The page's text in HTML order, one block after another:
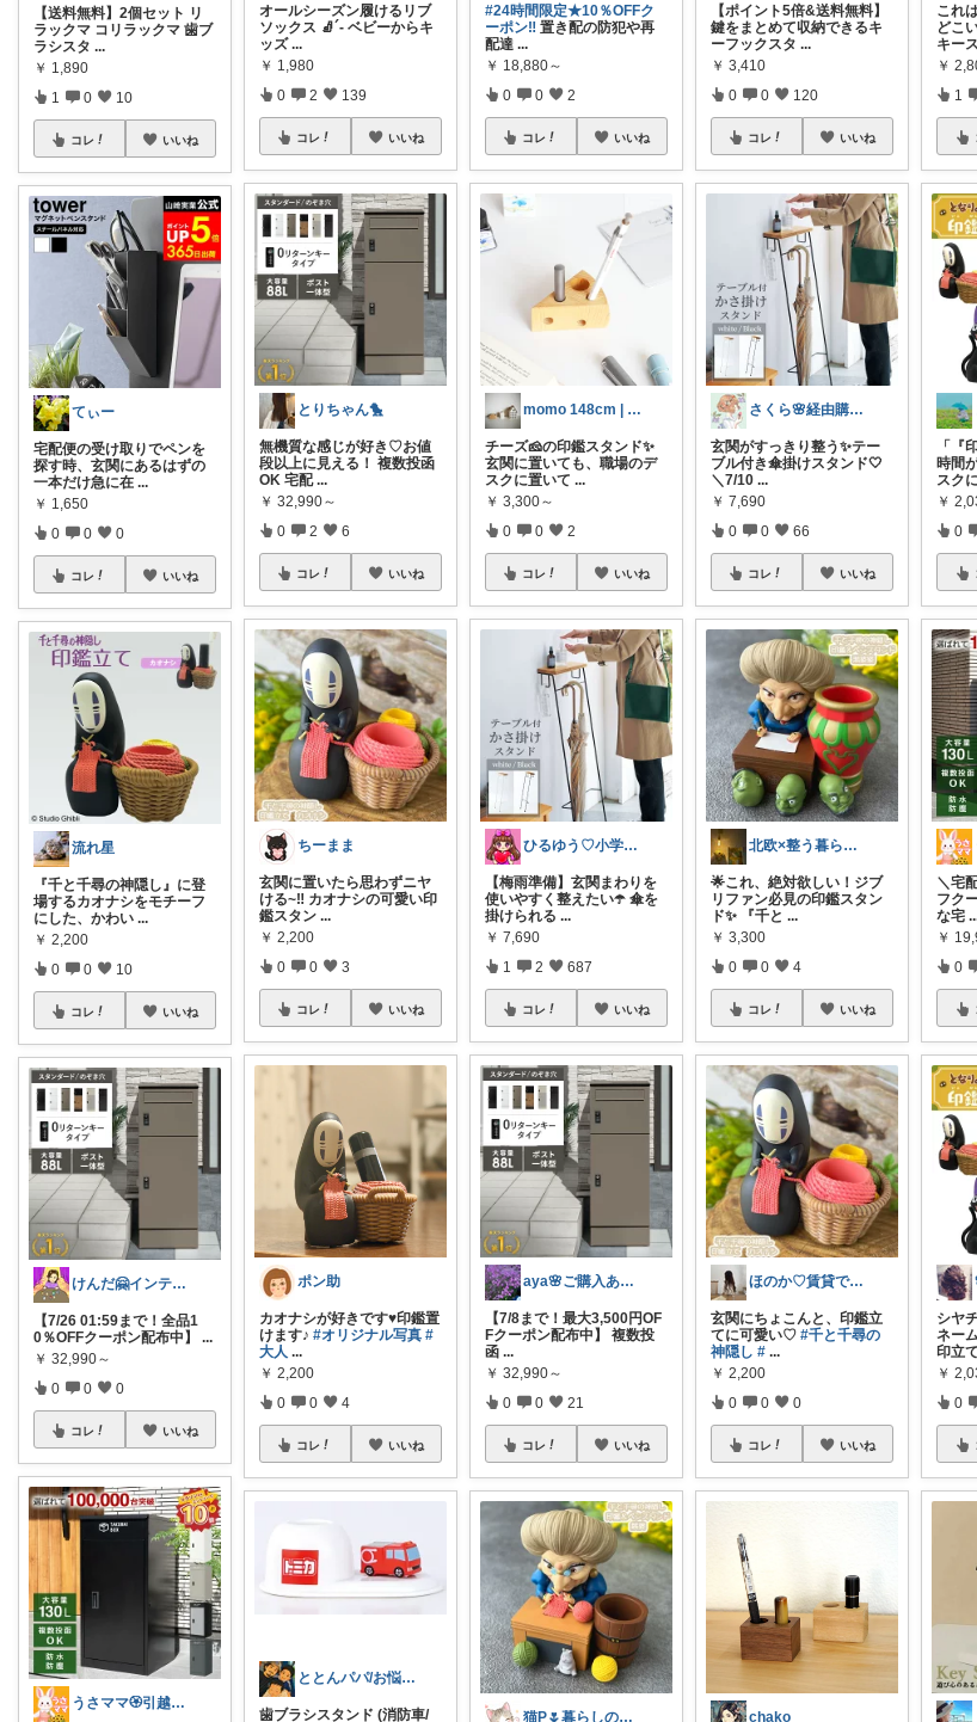
【送料無料】2個セット リ
ラックマ コリラックマ 歯ブ
ラシスタ ...
￥ 1,890
1 0 10
コレ いいね
てぃー
宅配便の受け取りでペンを
探す時、玄関にあるはずの
一本だけ急に在 ...
￥ 1,650
0 0 0
コレ いいね
流れ星
『千と千尋の神隠し』に登
場するカオナシをモチーフ
にした、かわい ...
￥ 2,200
0 0 10
コレ いいね
けんだ🤗インテリア多め
【7/26 01:59まで！全品1
0％OFFクーポン配布中】 ...
￥ 32,990～
0 0 0
コレ いいね
うさママ🏵️引越ギフト&ごみ箱＆収納
オールシーズン履けるリブ
ソックス 🧦´‐ ベビーからキ
ッズ ...
￥ 1,980
0 2 139
コレ いいね
とりちゃん🐤
無機質な感じが好き♡お値
段以上に見える！ 複数投函
OK 宅配 ...
￥ 32,990～
0 2 6
コレ いいね
ちーまま
玄関に置いたら思わずニヤ
ける~‼️ カオナシの可愛い印
鑑スタン ...
￥ 2,200
0 0 3
コレ いいね
ポン助
カオナシが好きです♥️印鑑置
けます♪#オリジナル写真 #
大人 ...
￥ 2,200
0 0 4
コレ いいね
ととんパパ/お悩み解決グッズROOM
歯ブラシスタンド (消防車/
#24時間限定★10％OFFク
ーポン‼️ 置き配の防犯や再
配達 ...
￥ 18,880～
0 0 2
コレ いいね
momo 148cm | 9&4歳ママ
チーズ🧀の印鑑スタンド✨
玄関に置いても、職場のデ
スクに置いて ...
￥ 3,300～
0 0 2
コレ いいね
ひるゆう♡小学生2児ママ
【梅雨準備】玄関まわりを
使いやすく整えたい☂️ 傘を
掛けられる ...
￥ 7,690
1 2 687
コレ いいね
aya🌸ご購入ありがとうございます✨
【7/8まで！最大3,500円OF
Fクーポン配布中】 複数投
函 ...
￥ 32,990～
0 0 21
コレ いいね
猫P🌷暮らしの中で見つけたお気に入り
【ポイント5倍&送料無料】
鍵をまとめて収納できるキ
ーフックスタ ...
￥ 3,410
0 0 120
コレ いいね
さくら🌸経由購入ありがとう😊
玄関がすっきり整う✨テー
ブル付き傘掛けスタンド🤍
＼7/10 ...
￥ 7,690
0 0 66
コレ いいね
北欧×整う暮らし｜ハル
🌟これ、絶対欲しい！ジブ
リファン必見の印鑑スタン
ド✨ 『千と ...
￥ 3,300
0 0 4
コレ いいね
ほのか♡賃貸でもおしゃれなインテリア
玄関にちょこんと、印鑑立
てに可愛い♡#千と千尋の
神隠し # ...
￥ 2,200
0 0 0
コレ いいね
chako
これ
どこ
キー
￥
1
「『
時間
スク
￥
0
＼宅
フク
な宅
￥
0
シヤ
ネー
印立
￥
0